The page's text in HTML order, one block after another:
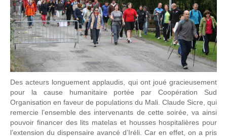
Des acteurs longuement applaudis, qui ont joué gracieusement
pour la cause humanitaire portée par Coopération Sud
Organisation en faveur de populations du Mali. Claude Sicre, qui
remercie l’ensemble des intervenants de cette soirée, va ainsi
pouvoir financer des lits matelas et housses hospitalières pour
l’extension du dispensaire avancé d’Iréli. Car en effet, on a pris